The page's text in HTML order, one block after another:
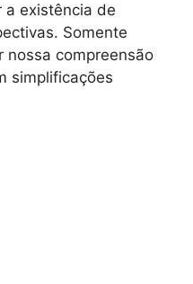
a existência de
Somente
nossa compreensão
simplificações